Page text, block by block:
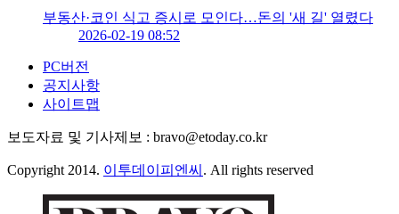
부동산·코인 식고 증시로 모인다…돈의 '새 길' 열렸다
2026-02-19 08:52
PC버전
공지사항
사이트맵
보도자료 및 기사제보 : bravo@etoday.co.kr
Copyright 2014. 이투데이피엔씨 . All rights reserved